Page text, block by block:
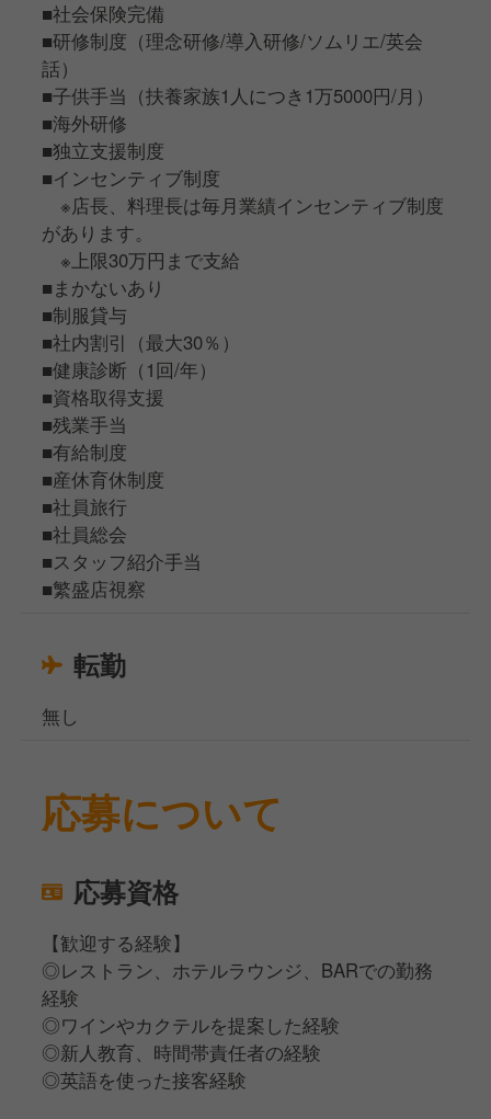
■社会保険完備
■研修制度（理念研修/導入研修/ソムリエ/英会
話）
■子供手当（扶養家族1人につき1万5000円/月）
■海外研修
■独立支援制度
■インセンティブ制度
※店長、料理長は毎月業績インセンティブ制度
があります。
※上限30万円まで支給
■まかないあり
■制服貸与
■社内割引（最大30％）
■健康診断（1回/年）
■資格取得支援
■残業手当
■有給制度
■産休育休制度
■社員旅行
■社員総会
■スタッフ紹介手当
■繁盛店視察
転勤
無し
応募について
応募資格
【歓迎する経験】
◎レストラン、ホテルラウンジ、BARでの勤務
経験
◎ワインやカクテルを提案した経験
◎新人教育、時間帯責任者の経験
◎英語を使った接客経験